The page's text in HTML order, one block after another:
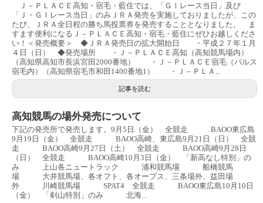
Ｊ－ＰＬＡＣＥ高知・宿毛・藍住では、「ＧⅠレース当日」及び
「Ｊ・ＧⅠレース当日」のみＪＲＡ発売を実施しておりましたが、この
たび、ＪＲＡ全日程の勝ち馬投票券を発売することとなりました。 ま
すます便利になるＪ－ＰＬＡＣＥ高知・宿毛・藍住にぜひお越しくださ
い！＜発売概要＞ ◆ＪＲＡ発売日の拡大開始日 ・平成２７年１月
４日（日） ◆発売場所 ・Ｊ－ＰＬＡＣＥ高知（高知競馬場内）
（高知県高知市長浜宮田2000番地） ・Ｊ－ＰＬＡＣＥ宿毛（パルス
宿毛内）（高知県宿毛市和田1400番地1） ・Ｊ－ＰＬＡ...
記事を読む
高知競馬の場外発売について
下記の発売所で発売します。9月5日（金） 全競走 BAOO東広島
9月19日（金） 全競走 BAOO高崎、東広島9月21日（日） 全競
走 BAOO高崎9月27日（土） 全競走 BAOO高崎9月28日
（日） 全競走 BAOO高崎10月3日（金） 「新高なし特別」の
み 上山各ニュートラック 浦和競馬場 船橋競馬
場 大井競馬場、各オフト、各オープス、三条場外、益田場
外 川崎競馬場 SPAT4 全競走 BAOO東広島10月10日
（金） 「剣山特別」のみ 北海...